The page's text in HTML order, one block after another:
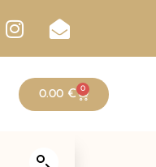
0.00 € 0